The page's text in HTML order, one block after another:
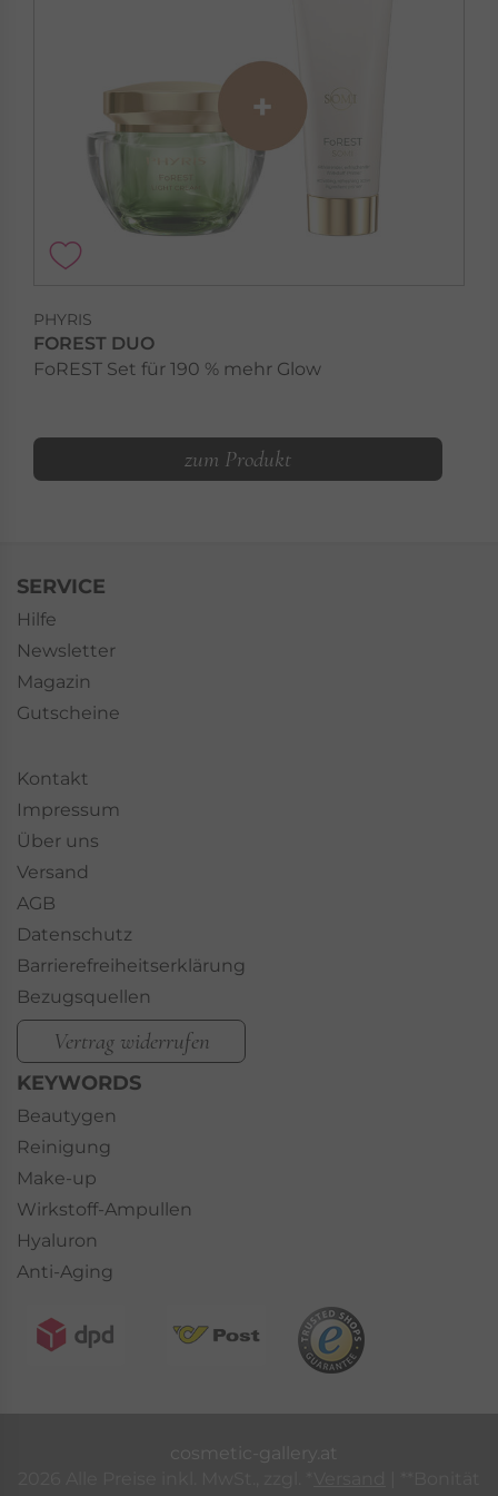
PHYRIS
FOREST DUO
FoREST Set für 190 % mehr Glow
zum Produkt
SERVICE
Hilfe
Newsletter
Magazin
Gutscheine
Kontakt
Impressum
Über uns
Versand
AGB
Datenschutz
Barrierefreiheitserklärung
Bezugsquellen
Vertrag widerrufen
KEYWORDS
Beautygen
Reinigung
Make-up
Wirkstoff-Ampullen
Hyaluron
Anti-Aging
cosmetic-gallery.at